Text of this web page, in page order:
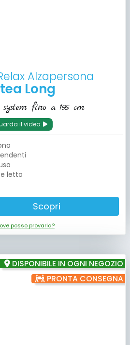
Alzapersona
Long
fino a 195 cm
il video
letto
Scopri
posso provarla?
DISPONIBILE IN OGNI NEGOZIO
PRONTA CONSEGNA